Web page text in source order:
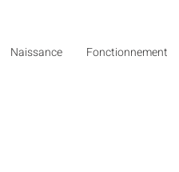
Naissance Fonctionnement